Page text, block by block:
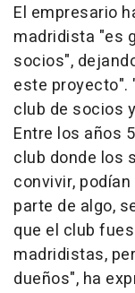
El empresario
madridista "es
socios",
este proyecto".
club de socios
Entre los años
club donde los
convivir,
parte de algo,
que el club
madridistas,
dueños", ha